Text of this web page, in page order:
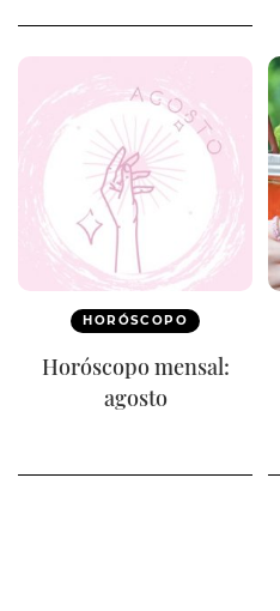
HORÓSCOPO
Horóscopo mensal:
agosto